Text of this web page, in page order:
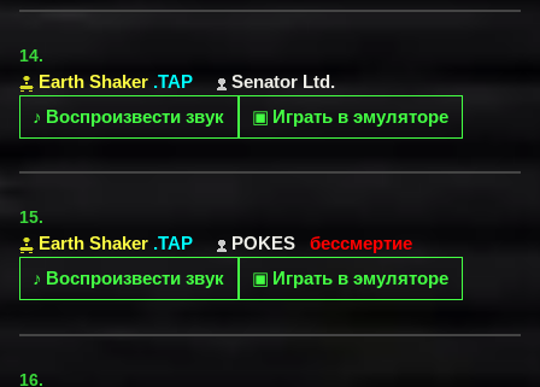
14.
Earth Shaker .TAP
Senator Ltd.
♪ Воспроизвести звук ▣ Играть в эмуляторе
15.
Earth Shaker .TAP POKES
бессмертие
♪ Воспроизвести звук ▣ Играть в эмуляторе
16.